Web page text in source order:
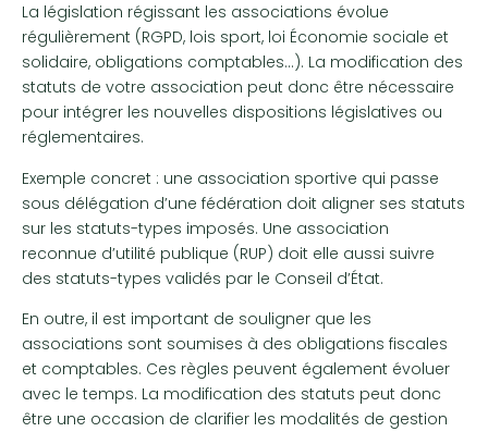
La législation régissant les associations évolue
régulièrement (RGPD, lois sport, loi Économie sociale et
solidaire, obligations comptables…). La modification des
statuts de votre association peut donc être nécessaire
pour intégrer les nouvelles dispositions législatives ou
réglementaires.
Exemple concret : une association sportive qui passe
sous délégation d’une fédération doit aligner ses statuts
sur les statuts-types imposés. Une association
reconnue d’utilité publique (RUP) doit elle aussi suivre
des statuts-types validés par le Conseil d’État.
En outre, il est important de souligner que les
associations sont soumises à des obligations fiscales
et comptables. Ces règles peuvent également évoluer
avec le temps. La modification des statuts peut donc
être une occasion de clarifier les modalités de gestion